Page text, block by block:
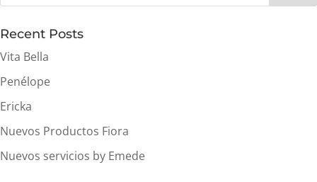
Recent Posts
Vita Bella
Penélope
Ericka
Nuevos Productos Fiora
Nuevos servicios by Emede